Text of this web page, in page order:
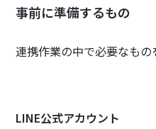
事前に準備するもの
連携作業の中で必要なもの
LINE公式アカウント